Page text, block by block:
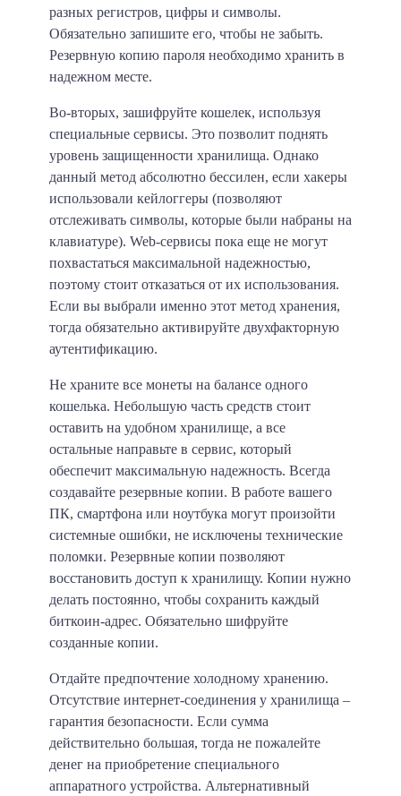
разных регистров, цифры и символы.
Обязательно запишите его, чтобы не забыть.
Резервную копию пароля необходимо хранить в
надежном месте.
Во-вторых, зашифруйте кошелек, используя
специальные сервисы. Это позволит поднять
уровень защищенности хранилища. Однако
данный метод абсолютно бессилен, если хакеры
использовали кейлоггеры (позволяют
отслеживать символы, которые были набраны на
клавиатуре). Web-сервисы пока еще не могут
похвастаться максимальной надежностью,
поэтому стоит отказаться от их использования.
Если вы выбрали именно этот метод хранения,
тогда обязательно активируйте двухфакторную
аутентификацию.
Не храните все монеты на балансе одного
кошелька. Небольшую часть средств стоит
оставить на удобном хранилище, а все
остальные направьте в сервис, который
обеспечит максимальную надежность. Всегда
создавайте резервные копии. В работе вашего
ПК, смартфона или ноутбука могут произойти
системные ошибки, не исключены технические
поломки. Резервные копии позволяют
восстановить доступ к хранилищу. Копии нужно
делать постоянно, чтобы сохранить каждый
биткоин-адрес. Обязательно шифруйте
созданные копии.
Отдайте предпочтение холодному хранению.
Отсутствие интернет-соединения у хранилища –
гарантия безопасности. Если сумма
действительно большая, тогда не пожалейте
денег на приобретение специального
аппаратного устройства. Альтернативный